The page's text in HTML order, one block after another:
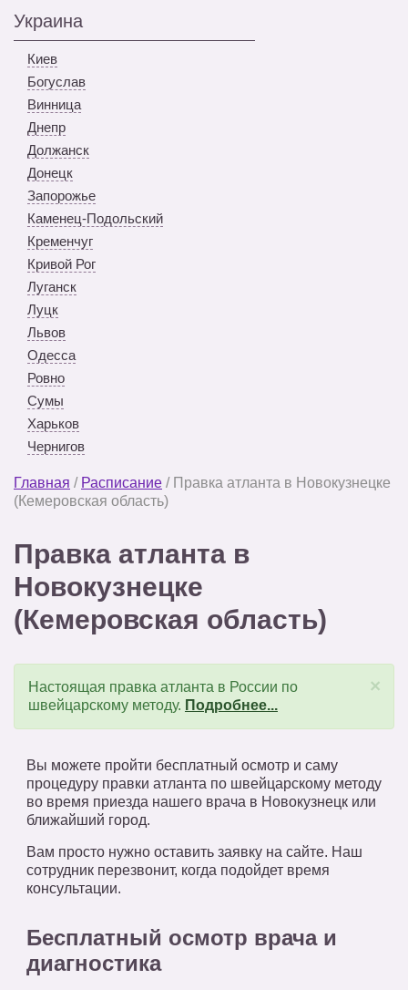
Украина
Киев
Богуслав
Винница
Днепр
Должанск
Донецк
Запорожье
Каменец-Подольский
Кременчуг
Кривой Рог
Луганск
Луцк
Львов
Одесса
Ровно
Сумы
Харьков
Чернигов
Главная / Расписание / Правка атланта в Новокузнецке
(Кемеровская область)
Правка атланта в
Новокузнецке
(Кемеровская область)
×
Настоящая правка атланта в России по
швейцарскому методу. Подробнее...
Вы можете пройти бесплатный осмотр и саму
процедуру правки атланта по швейцарскому методу
во время приезда нашего врача в Новокузнецк или
ближайший город.
Вам просто нужно оставить заявку на сайте. Наш
сотрудник перезвонит, когда подойдет время
консультации.
Бесплатный осмотр врача и
диагностика